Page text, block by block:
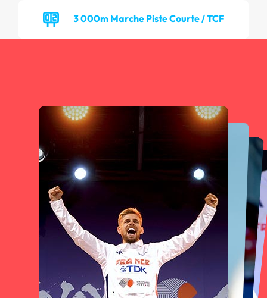
3 000m Marche Piste Courte / TCF